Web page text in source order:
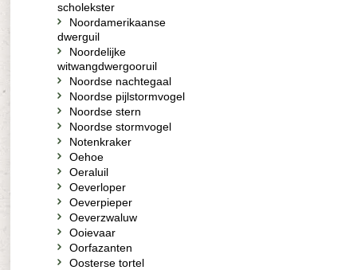
scholekster
Noordamerikaanse
dwerguil
Noordelijke
witwangdwergooruil
Noordse nachtegaal
Noordse pijlstormvogel
Noordse stern
Noordse stormvogel
Notenkraker
Oehoe
Oeraluil
Oeverloper
Oeverpieper
Oeverzwaluw
Ooievaar
Oorfazanten
Oosterse tortel